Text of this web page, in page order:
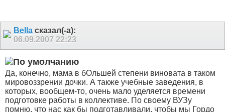
Bella сказал(-а):
06.09.2007 22:23
Да, конечно, мама в бОльшей степени виновата в таком
мировоззрении дочки. А также учебные заведения, в
которых, вообщем-то, очень мало уделяется времени
подготовке работы в коллективе. По своему ВУЗу
помню, что нас как бы подготавливали, чтобы мы Гордо